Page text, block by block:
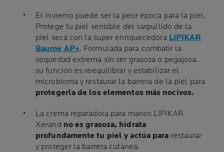
El invierno puede ser la peor época para la piel.
Protege tu piel sensible del sarpullido de la
piel seca con la super enriquecedora LIPIKAR
Baume AP+. Formulada para combatir la
sequedad extrema sin ser grasosa o pegajosa,
su función es reequilibrar y estabilizar el
microbioma y restaurar la barrera de la piel para
protegerla de los elementos más nocivos.
La crema reparadora para manos LIPIKAR
Xerand no es grasosa, hidrata
profundamente tu piel y actúa para restaurar
y proteger la barrera cutánea.